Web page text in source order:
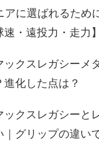
アに選ばれるため
・遠投力・走力】
ックスレガシーメ
進化した点は？
ックスレガシーと
｜グリップの違い